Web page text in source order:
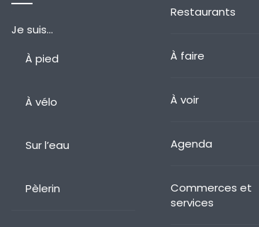
Je suis…
À pied
À vélo
Sur l’eau
Pèlerin
Restaurants
À faire
À voir
Agenda
Commerces et
services